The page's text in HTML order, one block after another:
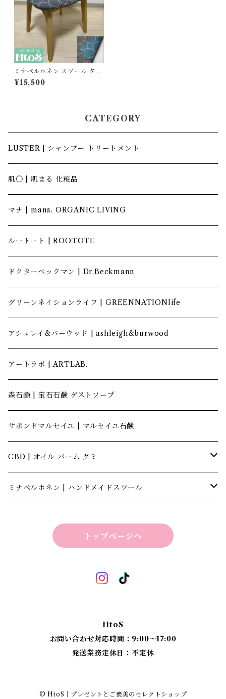
ミナペルホネン スツール タン
バリン 四角 細脚 ナチュラル
【グレー/ブルー】
¥15,500
CATEGORY
LUSTER | シャンプー トリートメント
肌〇 | 肌まる 化粧品
マナ | mana. ORGANIC LIVING
ルートート | ROOTOTE
ドクターベックマン | Dr.Beckmann
グリーンネイションライフ | GREENNATIONlife
アシュレイ&バーウッド | ashleigh&burwood
アートラボ | ARTLAB.
森石鹸 | 宝石石鹸 ゲストソープ
サボンドマルセイユ | マルセイユ石鹸
CBD | オイル バーム グミ
キャナテック | CannaTech
ミナペルホネン | ハンドメイドスツール
折り畳みスツール
丸脚四角スツール
細脚四角スツール
トップページへ
HtoS
お問い合わせ対応時間：9:00〜17:00
発送業務定休日：不定休
© HtoS｜プレゼントとご褒美のセレクトショップ